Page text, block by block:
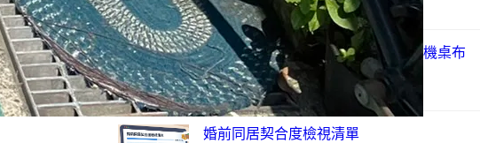
2026 年 6 月 17 日
Just a New Tab – 拾光新分頁（隨機桌布
與金句）
2026 年 6 月 11 日
婚前同居契合度檢視清單